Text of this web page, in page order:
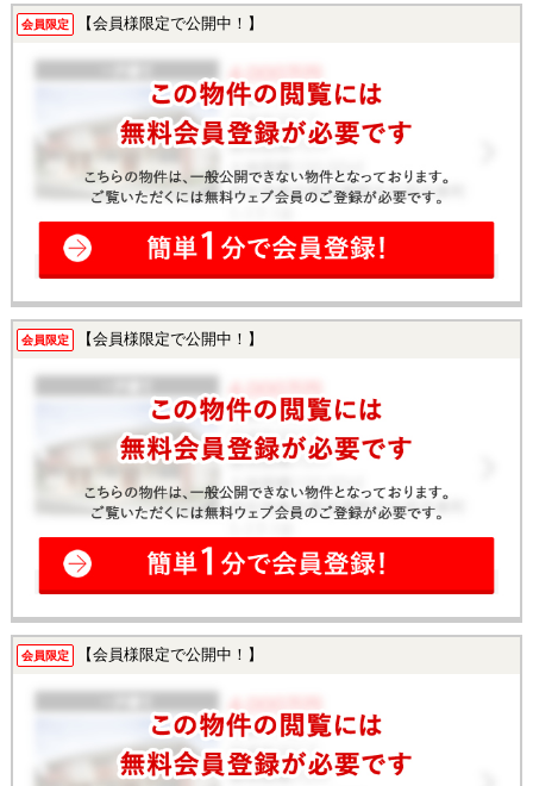
会員限定 【会員様限定で公開中！】
会員限定 【会員様限定で公開中！】
会員限定 【会員様限定で公開中！】